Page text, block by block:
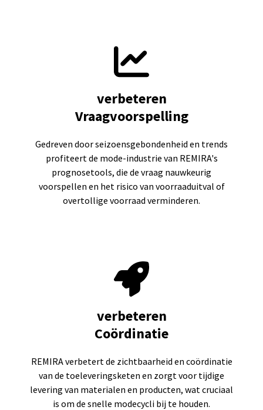
verbeteren
Vraagvoorspelling
Gedreven door seizoensgebondenheid en trends
profiteert de mode-industrie van REMIRA's
prognosetools, die de vraag nauwkeurig
voorspellen en het risico van voorraaduitval of
overtollige voorraad verminderen.
verbeteren
Coördinatie
REMIRA verbetert de zichtbaarheid en coördinatie
van de toeleveringsketen en zorgt voor tijdige
levering van materialen en producten, wat cruciaal
is om de snelle modecycli bij te houden.